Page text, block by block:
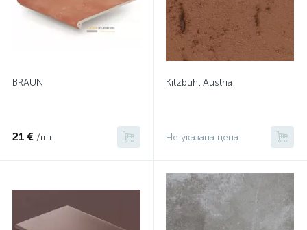
BRAUN
21 € /шт
Kitzbühl Austria
Не указана цена